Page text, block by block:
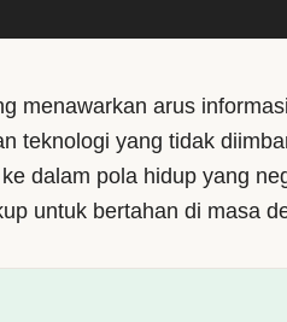
menawarkan arus
teknologi yang tidak
dalam pola hidup yang
untuk bertahan di masa